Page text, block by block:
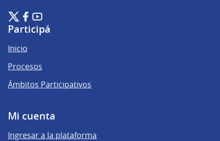
Plataforma de Participación Ciudadana Digital en X
(Enlace externo)
Plataforma de Participación Ciudadana Digital en Facebook
(Enlace externo)
Plataforma de Participación Ciudadana Digital en
(Enlace externo)
Participá
Inicio
Procesos
Ámbitos Participativos
Mi cuenta
Ingresar a la plataforma